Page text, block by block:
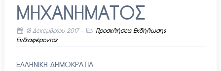
ΜΗΧΑΝΗΜΑΤΟΣ
18 Δεκεμβρίου 2017-
Προσκλήσεις Εκδήλωσης
Ενδιαφέροντος
ΕΛΛΗΝΙΚΗ ΔΗΜΟΚΡΑΤΙΑ